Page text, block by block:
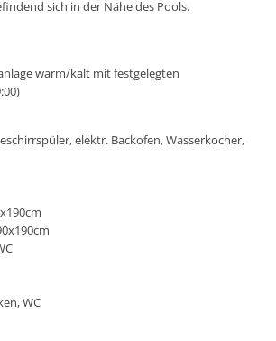
sich in der Nähe des Pools.
warm/kalt mit festgelegten
elektr. Backofen, Wasserkocher,
WC